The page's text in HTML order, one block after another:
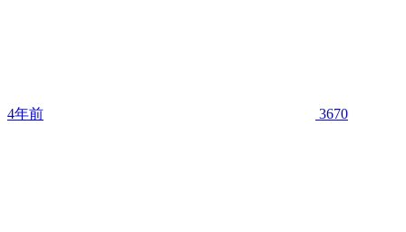
4年前 3670